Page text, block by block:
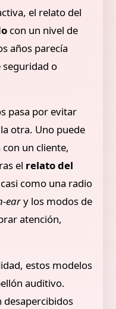
el relato del
con un nivel de
años parecía
seguridad o
pasa por evitar
otra. Uno puede
un cliente,
el relato del
como una radio
eary los modos de
atención,
estos modelos
auditivo.
desapercibidos